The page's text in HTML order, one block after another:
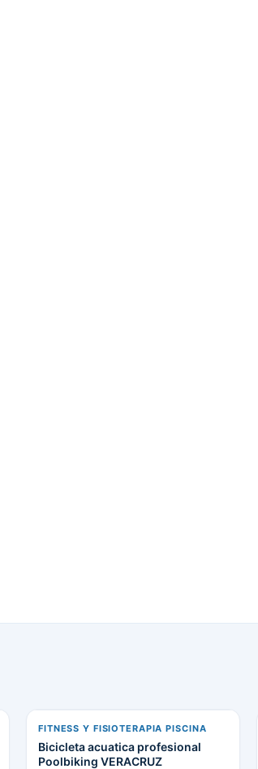
FITNESS Y FISIOTERAPIA PISCINA
Bicicleta acuatica profesional
Poolbiking VERACRUZ